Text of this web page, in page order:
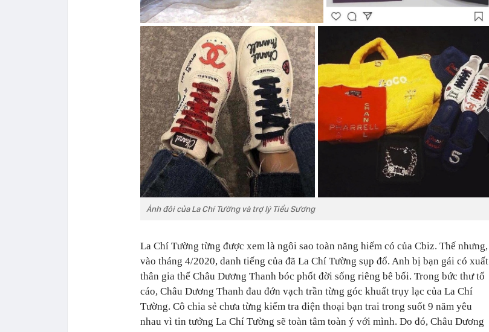
Ảnh đôi của La Chí Tường và trợ lý Tiểu Sương
La Chí Tường từng được xem là ngôi sao toàn năng hiếm có của Cbiz. Thế nhưng,
vào tháng 4/2020, danh tiếng của đã La Chí Tường sụp đổ. Anh bị bạn gái có xuất
thân gia thế Châu Dương Thanh bóc phốt đời sống riêng bê bối. Trong bức thư tố
cáo, Châu Dương Thanh đau đớn vạch trần từng góc khuất trụy lạc của La Chí
Tường. Cô chia sẻ chưa từng kiểm tra điện thoại bạn trai trong suốt 9 năm yêu
nhau vì tin tưởng La Chí Tường sẽ toàn tâm toàn ý với mình. Do đó, Châu Dương